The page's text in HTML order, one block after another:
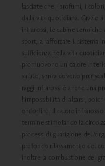
lasciate che i profumi, i
dalla vita quotidiana. Grazie
infrarossi, le cabine
sport, a rafforzare il sistema
sufficienza nella vita
promuovono un calore
salute, senza doverlo
raggi infrarossi è anche una
l'impossibilità di alzarsi,
endorfine. Il calore
termine stimolando la
processi di guarigione
profondo rilassamento del
inoltre la combustione dei